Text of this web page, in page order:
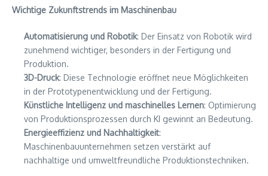
Wichtige Zukunftstrends im Maschinenbau
Automatisierung und Robotik: Der Einsatz von Robotik wird
zunehmend wichtiger, besonders in der Fertigung und
Produktion.
3D-Druck: Diese Technologie eröffnet neue Möglichkeiten
in der Prototypenentwicklung und der Fertigung.
Künstliche Intelligenz und maschinelles Lernen: Optimierung
von Produktionsprozessen durch KI gewinnt an Bedeutung.
Energieeffizienz und Nachhaltigkeit:
Maschinenbauunternehmen setzen verstärkt auf
nachhaltige und umweltfreundliche Produktionstechniken.